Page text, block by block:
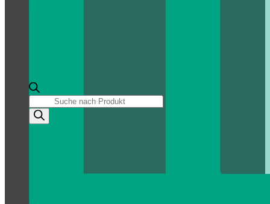
Products
search